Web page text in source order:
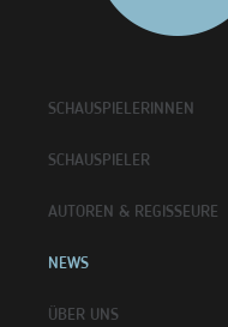
SCHAUSPIELERINNEN
SCHAUSPIELER
AUTOREN & REGISSEURE
NEWS
ÜBER UNS